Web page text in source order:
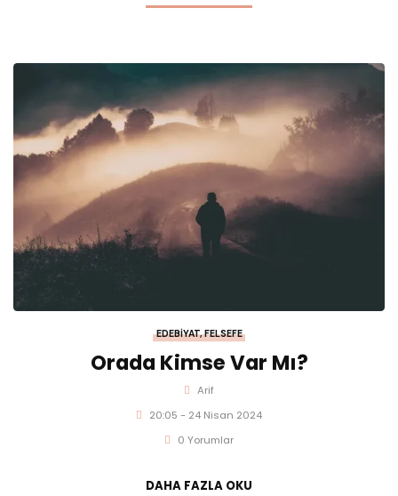
EDEBIYAT,FELSEFE
Orada Kimse Var Mı?
Arif
20:05 - 24 Nisan 2024
0 Yorumlar
DAHA FAZLA OKU